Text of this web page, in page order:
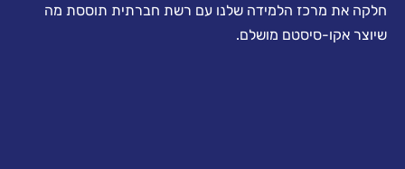
חלקה את מרכז הלמידה שלנו עם רשת חברתית תוססת מה
שיוצר אקו-סיסטם מושלם.